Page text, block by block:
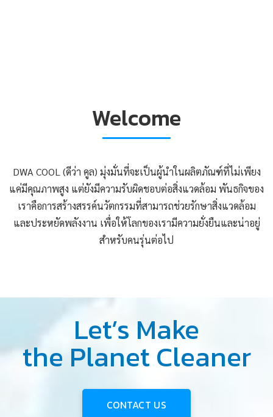
Welcome
DWA COOL (ดีว่า คูล) มุ่งมั่นที่จะเป็นผู้นำในผลิตภัณฑ์ที่ไม่เพียง
แค่มีคุณภาพสูง แต่ยังมีความรับผิดชอบต่อสิ่งแวดล้อม พันธกิจของ
เราคือการสร้างสรรค์นวัตกรรมที่สามารถช่วยรักษาสิ่งแวดล้อม
และประหยัดพลังงาน เพื่อให้โลกของเรามีความยั่งยืนและน่าอยู่
สำหรับคนรุ่นต่อไป
Let’s Make
the Planet Cleaner
CONTACT US